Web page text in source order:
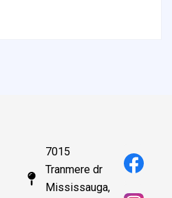
7015
Tranmere dr
Mississauga,